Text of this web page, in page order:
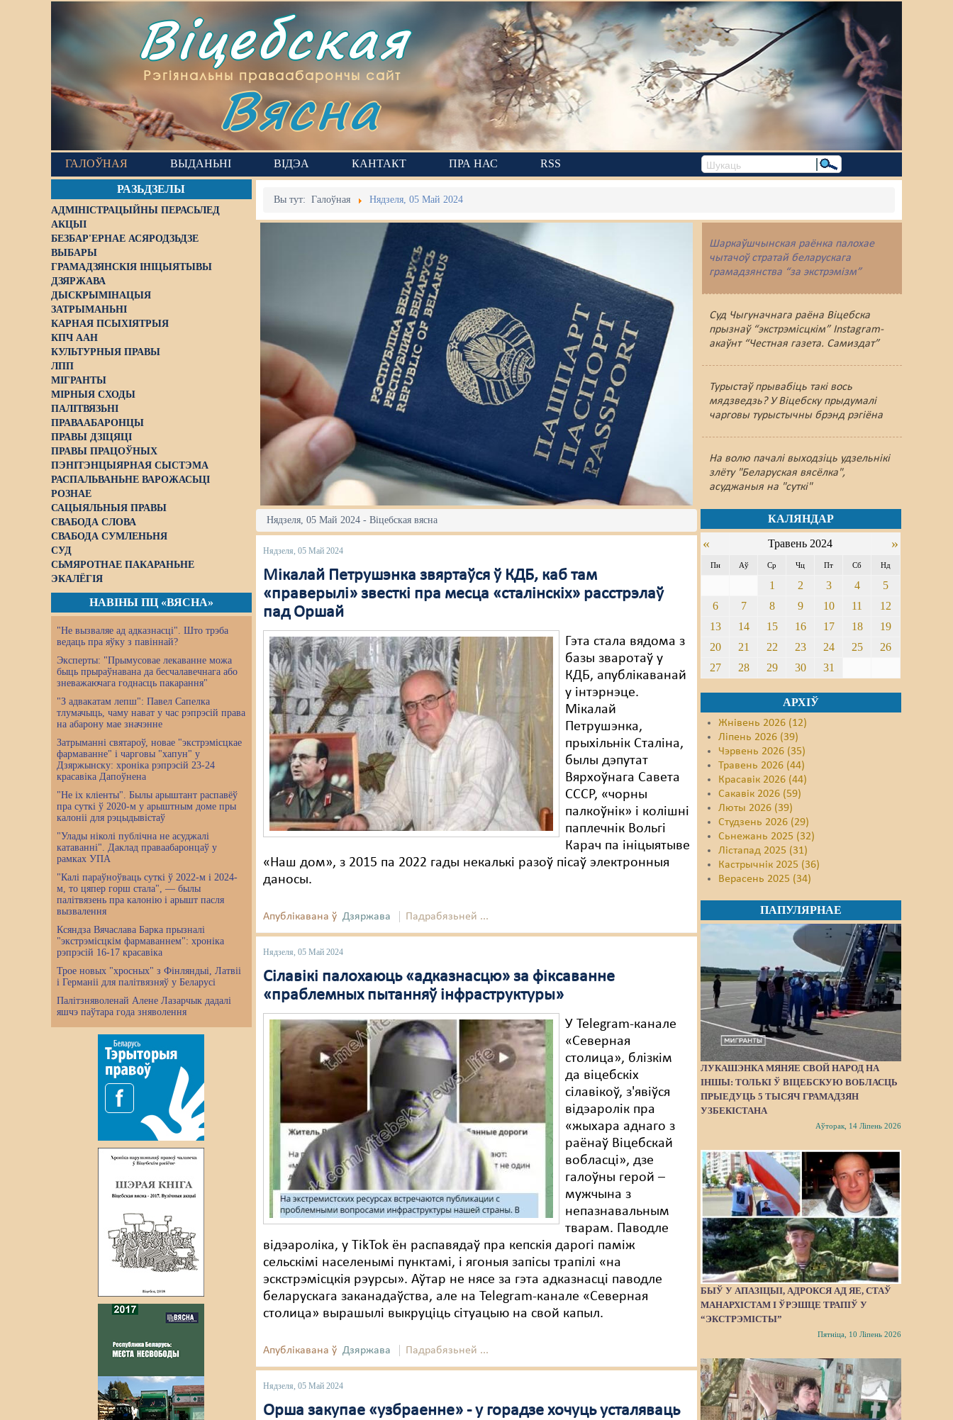
Віцебская
Рэгіянальны праваабарончы сайт
Вясна
ГАЛОЎНАЯ ВЫДАНЬНІ ВІДЭА КАНТАКТ ПРА НАС RSS
РАЗЬДЗЕЛЫ
АДМІНІСТРАЦЫЙНЫ ПЕРАСЬЛЕД
АКЦЫІ
БЕЗБАР'ЕРНАЕ АСЯРОДЗЬДЗЕ
ВЫБАРЫ
ГРАМАДЗЯНСКІЯ ІНІЦЫЯТЫВЫ
ДЗЯРЖАВА
ДЫСКРЫМІНАЦЫЯ
ЗАТРЫМАНЬНІ
КАРНАЯ ПСЫХІЯТРЫЯ
КПЧ ААН
КУЛЬТУРНЫЯ ПРАВЫ
ЛПП
МІГРАНТЫ
МІРНЫЯ СХОДЫ
ПАЛІТВЯЗЬНІ
ПРАВААБАРОНЦЫ
ПРАВЫ ДЗІЦЯЦІ
ПРАВЫ ПРАЦОЎНЫХ
ПЭНІТЭНЦЫЯРНАЯ СЫСТЭМА
РАСПАЛЬВАНЬНЕ ВАРОЖАСЬЦІ
РОЗНАЕ
САЦЫЯЛЬНЫЯ ПРАВЫ
СВАБОДА СЛОВА
СВАБОДА СУМЛЕНЬНЯ
СУД
СЬМЯРОТНАЕ ПАКАРАНЬНЕ
ЭКАЛЁГІЯ
НАВІНЫ ПЦ «ВЯСНА»
"Не вызваляе ад адказнасці". Што трэба
ведаць пра яўку з павіннай?
Эксперты: "Прымусовае лекаванне можа
быць прыраўнавана да бесчалавечнага або
зневажаючага годнасць пакарання"
"З адвакатам лепш": Павел Сапелка
тлумачыць, чаму нават у час рэпрэсій права
на абарону мае значэнне
Затрыманні святароў, новае "экстрэмісцкае
фармаванне" і чарговы "хапун" у
Дзяржынску: хроніка рэпрэсій 23-24
красавіка Дапоўнена
"Не іх кліенты". Былы арыштант распавёў
пра суткі ў 2020-м у арыштным доме пры
калоніі для рэцыдывістаў
"Улады ніколі публічна не асуджалі
катаванні". Даклад праваабаронцаў у
рамках УПА
"Калі параўноўваць суткі ў 2022-м і 2024-
м, то цяпер горш стала", — былы
палітвязень пра калонію і арышт пасля
вызвалення
Ксяндза Вячаслава Барка прызналі
"экстрэмісцкім фармаваннем": хроніка
рэпрэсій 16-17 красавіка
Трое новых "хросных" з Фінляндыі, Латвіі
і Германіі для палітвязняў у Беларусі
Палітзняволенай Алене Лазарчык дадалі
яшчэ паўтара года зняволення
Вы тут:Галоўная Нядзеля, 05 Май 2024
Шаркаўшчынская раёнка палохае
чытачоў стратай беларускага
грамадзянства “за экстрэмізм”
Суд Чыгуначнага раёна Віцебска
прызнаў “экстрэмісцкім” Instagram-
акаўнт “Честная газета. Самиздат”
Турыстаў прывабіць такі вось
мядзведзь? У Віцебску прыдумалі
чарговы турыстычны брэнд рэгіёна
На волю пачалі выходзіць удзельнікі
злёту "Беларуская вясёлка",
асуджаныя на "суткі"
Нядзеля, 05 Май 2024 - Віцебская вясна
Нядзеля, 05 Май 2024
Мікалай Петрушэнка звяртаўся ў КДБ, каб там
«праверылі» звесткі пра месца «сталінскіх» расстрэлаў
пад Оршай
Гэта стала вядома з
базы зваротаў у
КДБ, апублікаванай
у інтэрнэце.
Мікалай
Петрушэнка,
прыхільнік Сталіна,
былы дэпутат
Вярхоўнага Савета
СССР, «чорны
палкоўнік» і колішні
паплечнік Вольгі
Карач па ініцыятыве
«Наш дом», з 2015 па 2022 гады некалькі разоў пісаў электронныя
даносы.
Апублікавана ў Дзяржава Падрабязьней ...
Нядзеля, 05 Май 2024
Сілавікі палохаюць «адказнасцю» за фіксаванне
«праблемных пытанняў інфраструктуры»
У Telegram-канале
«Северная
столица», блізкім
да віцебскіх
сілавікоў, з'явіўся
відэаролік пра
«жыхара аднаго з
раёнаў Віцебскай
вобласці», дзе
галоўны герой –
мужчына з
непазнавальным
тварам. Паводле
відэароліка, у TikTok ён распавядаў пра кепскія дарогі паміж
сельскімі населенымі пунктамі, і ягоныя запісы трапілі «на
эскстрэмісцкія рэурсы». Аўтар не нясе за гэта адказнасці паводле
беларускага заканадаўства, але на Telegram-канале «Северная
столица» вырашылі выкруціць сітуацыю на свой капыл.
Апублікавана ў Дзяржава Падрабязьней ...
Нядзеля, 05 Май 2024
Орша закупае «узбраенне» - у горадзе хочуць усталяваць
КАЛЯНДАР
« Травень 2024 »
Пн Аў Ср Чц Пт Сб Нд
1 2 3 4
5
6
7 8 9 10 11
12
13
14 15 16 17 18
19
20
21 22 23 24 25
26
27
28 29 30 31
АРХІЎ
Жнівень 2026 (12)
Ліпень 2026 (39)
Чэрвень 2026 (35)
Травень 2026 (44)
Красавік 2026 (44)
Сакавік 2026 (59)
Люты 2026 (39)
Студзень 2026 (29)
Сьнежань 2025 (32)
Лістапад 2025 (31)
Кастрычнік 2025 (36)
Верасень 2025 (34)
ПАПУЛЯРНАЕ
ЛУКАШЭНКА МЯНЯЕ СВОЙ НАРОД НА
ІНШЫ: ТОЛЬКІ Ў ВІЦЕБСКУЮ ВОБЛАСЦЬ
ПРЫЕДУЦЬ 5 ТЫСЯЧ ГРАМАДЗЯН
УЗБЕКІСТАНА
Аўторак, 14 Ліпень 2026
БЫЎ У АПАЗІЦЫІ, АДРОКСЯ АД ЯЕ, СТАЎ
МАНАРХІСТАМ І ЎРЭШЦЕ ТРАПІЎ У
“ЭКСТРЭМІСТЫ”
Пятніца, 10 Ліпень 2026